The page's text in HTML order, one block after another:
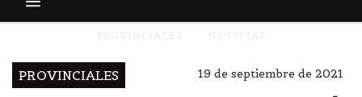
PROVINCIALES 19 de septiembre de 2021